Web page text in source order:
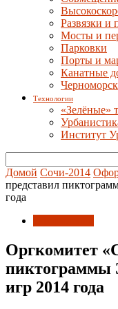
Развязки и
Мосты и
Парковки
Порты и
Канатные
Технологии
«Зелёные»
Институт
Домой Сочи-2014
представил
года
Оргкомитет
пиктограммы
игр 2014 года